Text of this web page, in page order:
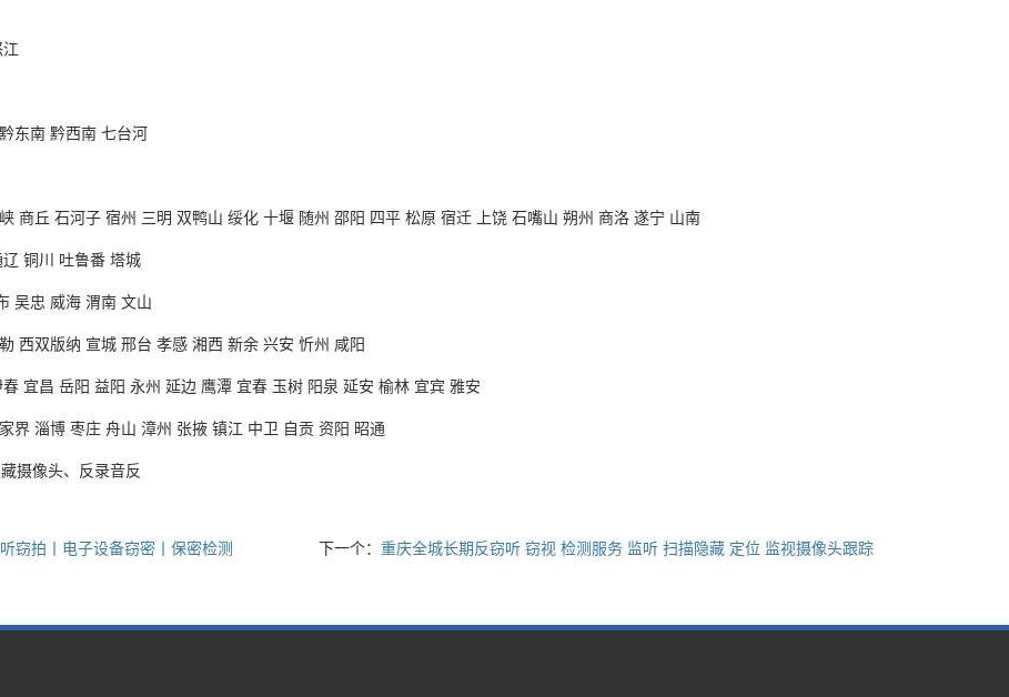
东南 黔西南 七台河
商丘 石河子 宿州 三明 双鸭山 绥化 十堰 随州 邵阳 四平 松原 宿迁 上饶 石嘴山 朔州 商洛 遂宁 山南
铜川 吐鲁番 塔城
吴忠 威海 渭南 文山
西双版纳 宣城 邢台 孝感 湘西 新余 兴安 忻州 咸阳
宜昌 岳阳 益阳 永州 延边 鹰潭 宜春 玉树 阳泉 延安 榆林 宜宾 雅安
界 淄博 枣庄 舟山 漳州 张掖 镇江 中卫 自贡 资阳 昭通
摄像头、反录音反
窃拍丨电子设备窃密丨保密检测 下一个： 重庆全城长期反窃听 窃视 检测服务 监听 扫描隐藏 定位 监视摄像头跟踪